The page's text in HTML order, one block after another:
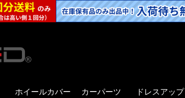
ホイールカバー カーパーツ ドレスアップ